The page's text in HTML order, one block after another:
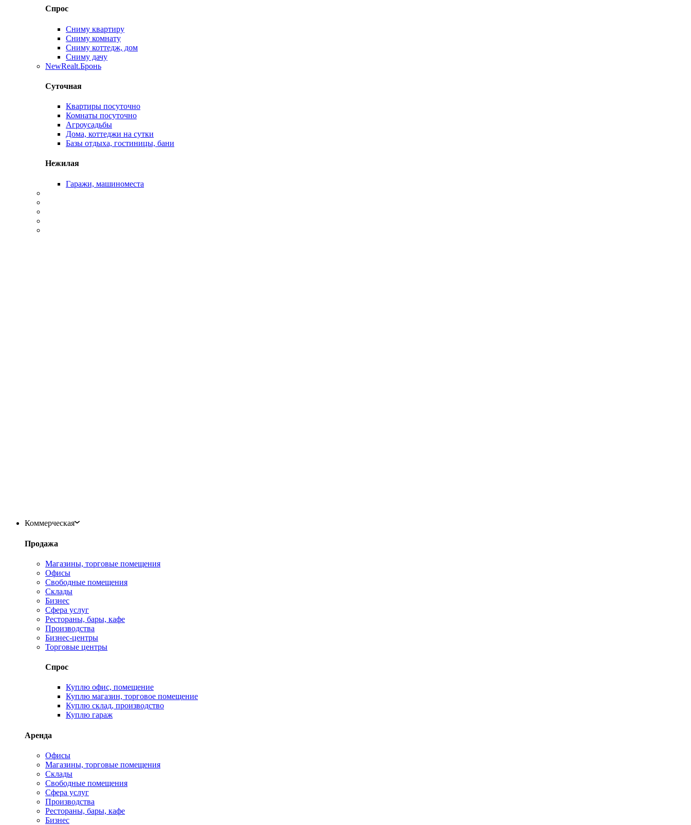
Спрос
Сниму квартиру
Сниму комнату
Сниму коттедж, дом
Сниму дачу
NewRealt.Бронь
Суточная
Квартиры посуточно
Комнаты посуточно
Агроусадьбы
Дома, коттеджи на сутки
Базы отдыха, гостиницы, бани
Нежилая
Гаражи, машиноместа
Коммерческая
Продажа
Магазины, торговые помещения
Офисы
Свободные помещения
Склады
Бизнес
Сфера услуг
Рестораны, бары, кафе
Производства
Бизнес-центры
Торговые центры
Спрос
Куплю офис, помещение
Куплю магазин, торговое помещение
Куплю склад, производство
Куплю гараж
Аренда
Офисы
Магазины, торговые помещения
Склады
Свободные помещения
Сфера услуг
Производства
Рестораны, бары, кафе
Бизнес